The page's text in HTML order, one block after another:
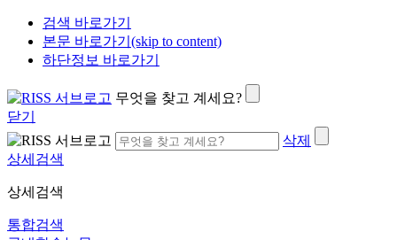
검색 바로가기
본문 바로가기(skip to content)
하단정보 바로가기
무엇을 찾고 계세요?
닫기
삭제
상세검색
상세검색
통합검색